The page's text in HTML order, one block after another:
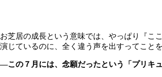
お芝居の成長という意味では、やっぱり『こ
演じているのに、全く違う声を出すってこと
―この７月には、念願だったという「プリキ